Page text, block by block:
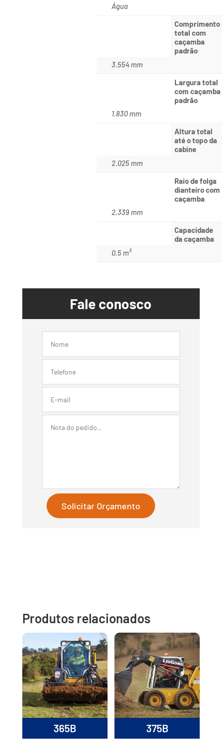
Água
Comprimento
total com
caçamba
padrão
3.554 mm
Largura total
com caçamba
padrão
1.830 mm
Altura total
até o topo da
cabine
2.025 mm
Raio de folga
dianteiro com
caçamba
2,339 mm
Capacidade
da caçamba
0.5 m³
Fale conosco
Solicitar Orçamento
Produtos relacionados
365B 375B